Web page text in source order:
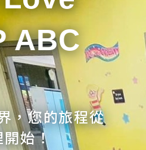
ABC
，您的旅程從
始！